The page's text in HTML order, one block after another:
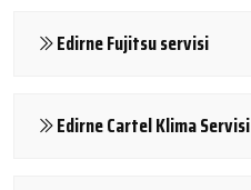
Edirne Fujitsu servisi
Edirne Cartel Klima Servisi